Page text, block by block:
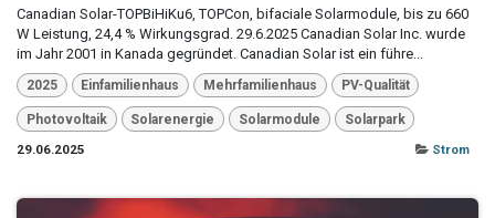
Canadian Solar-TOPBiHiKu6, TOPCon, bifaciale Solarmodule, bis zu 660
W Leistung, 24,4 % Wirkungsgrad. 29.6.2025 Canadian Solar Inc. wurde
im Jahr 2001 in Kanada gegründet. Canadian Solar ist ein führe...
2025 Einfamilienhaus Mehrfamilienhaus PV-Qualität
Photovoltaik Solarenergie Solarmodule
Solarpark
29.06.2025
Strom